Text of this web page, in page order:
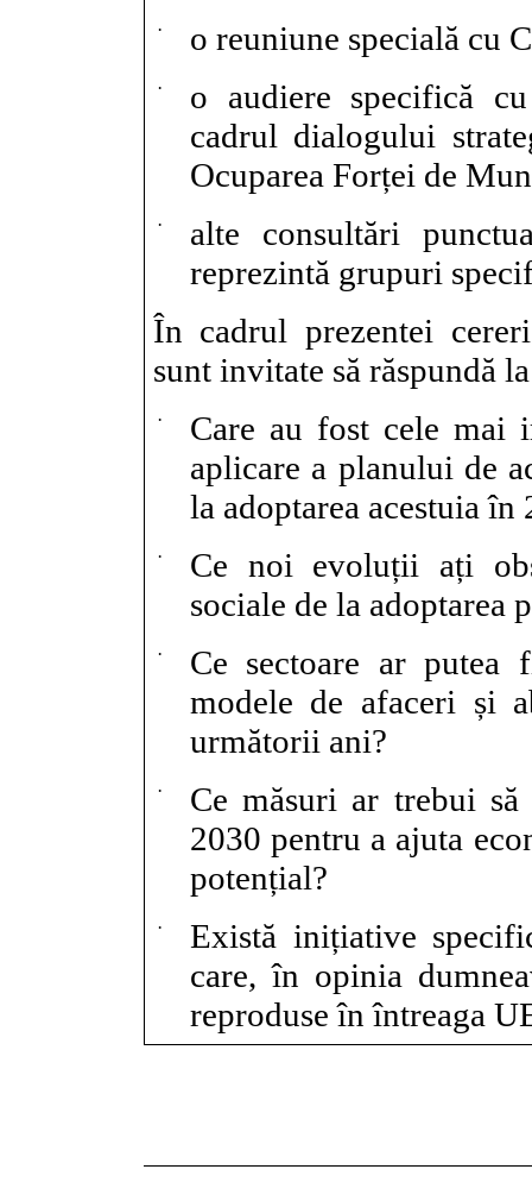
· o reuniune specială cu
·
o audiere specifică
cadrul dialogului
Ocuparea Forței de
·
alte consultări
reprezintă grupuri
În cadrul prezentei
sunt invitate să răspundă
·
Care au fost cele mai
aplicare a planului de
la adoptarea acestuia în
·
Ce noi evoluții ați
sociale de la adoptarea
·
Ce sectoare ar
modele de afaceri și
următorii ani?
·
Ce măsuri ar trebui
2030 pentru a ajuta
potențial?
·
Există inițiative
care, în opinia
reproduse în întreaga